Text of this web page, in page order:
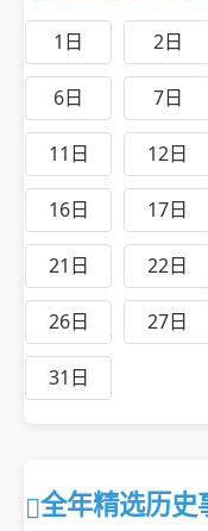
1日 2日
6日 7日
11日 12日
16日 17日
21日 22日
26日 27日
31日
全年精选历史